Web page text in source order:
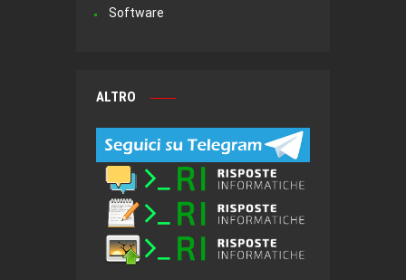
Software
ALTRO